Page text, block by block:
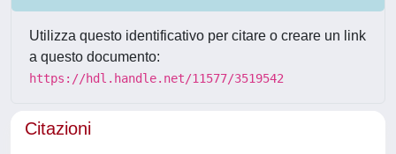
Utilizza questo identificativo per citare o creare un link
a questo documento:
https://hdl.handle.net/11577/3519542
Citazioni